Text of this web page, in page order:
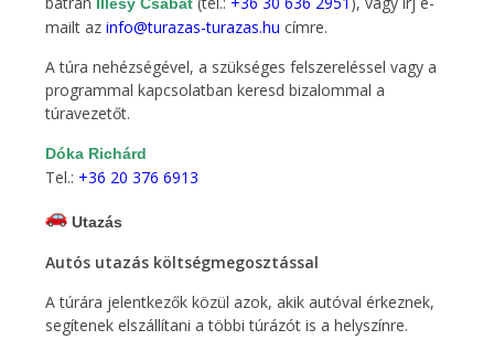
mailt azinfo@turazas-turazas.hu címre.
A túra nehézségével, a szükséges felszereléssel vagy a
programmal kapcsolatban keresd bizalommal a
túravezetőt.
Dóka Richárd
Tel.: +36 20 376 6913
Utazás
Autós utazás költségmegosztással
A túrára jelentkezők közül azok, akik autóval érkeznek,
segítenek elszállítani a többi túrázót is a helyszínre.